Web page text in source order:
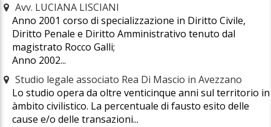
Avv. LUCIANA LISCIANI
Anno 2001 corso di specializzazione in Diritto Civile,
Diritto Penale e Diritto Amministrativo tenuto dal
magistrato Rocco Galli;
Anno 2002...
Studio legale associato Rea Di Mascio in Avezzano
Lo studio opera da oltre venticinque anni sul territorio in
àmbito civilistico. La percentuale di fausto esito delle
cause e/o delle transazioni...